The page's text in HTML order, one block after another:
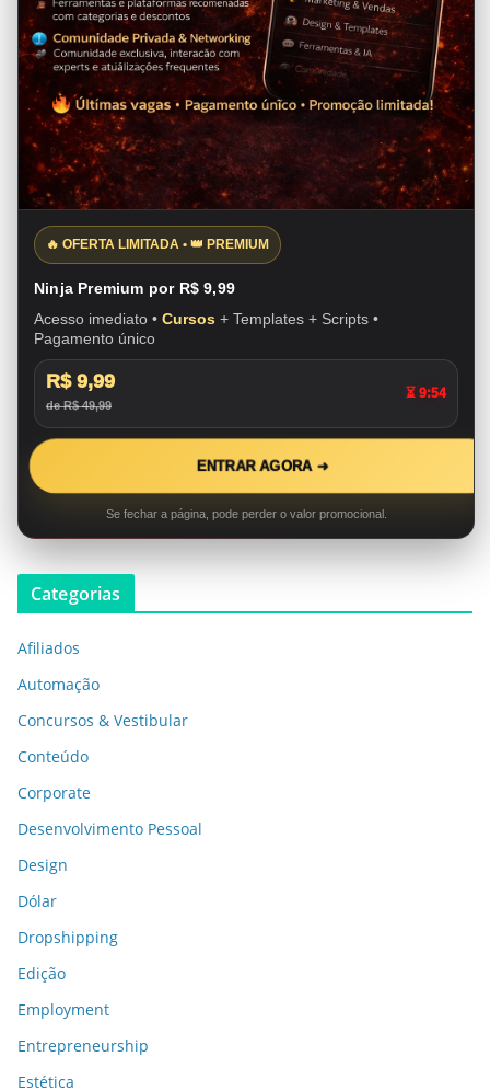
🔥 OFERTA LIMITADA • 👑 PREMIUM
Ninja Premium por R$ 9,99
Acesso imediato • Cursos + Templates + Scripts •
Pagamento único
R$ 9,99
de R$ 49,99
⏳ 9:53
ENTRAR AGORA ➜
Se fechar a página, pode perder o valor promocional.
Categorias
Afiliados
Automação
Concursos & Vestibular
Conteúdo
Corporate
Desenvolvimento Pessoal
Design
Dólar
Dropshipping
Edição
Employment
Entrepreneurship
Estética